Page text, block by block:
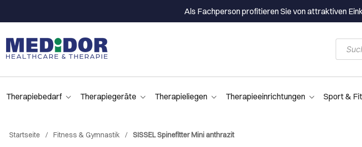
Als Fachperson profitieren Sie von attraktiven
Therapiebedarf Therapiegeräte Therapieliegen Therapieeinrichtungen Sport &
Startseite Fitness & Gymnastik SISSEL Spinefitter Mini anthrazit